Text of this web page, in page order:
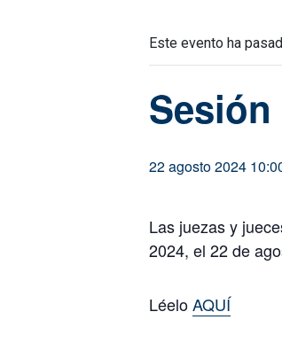
Este evento ha
22 agosto 2024
Las juezas y
2024, el 22 de
LéeloAQUÍ